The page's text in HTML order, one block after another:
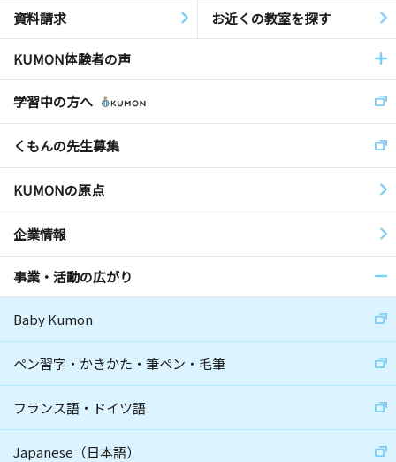
資料請求 お近くの教室を探す
KUMON体験者の声
学習中の方へ
くもんの先生募集
KUMONの原点
企業情報
事業・活動の広がり
Baby Kumon
ペン習字・かきかた・筆ペン・毛筆
フランス語・ドイツ語
Japanese（日本語）